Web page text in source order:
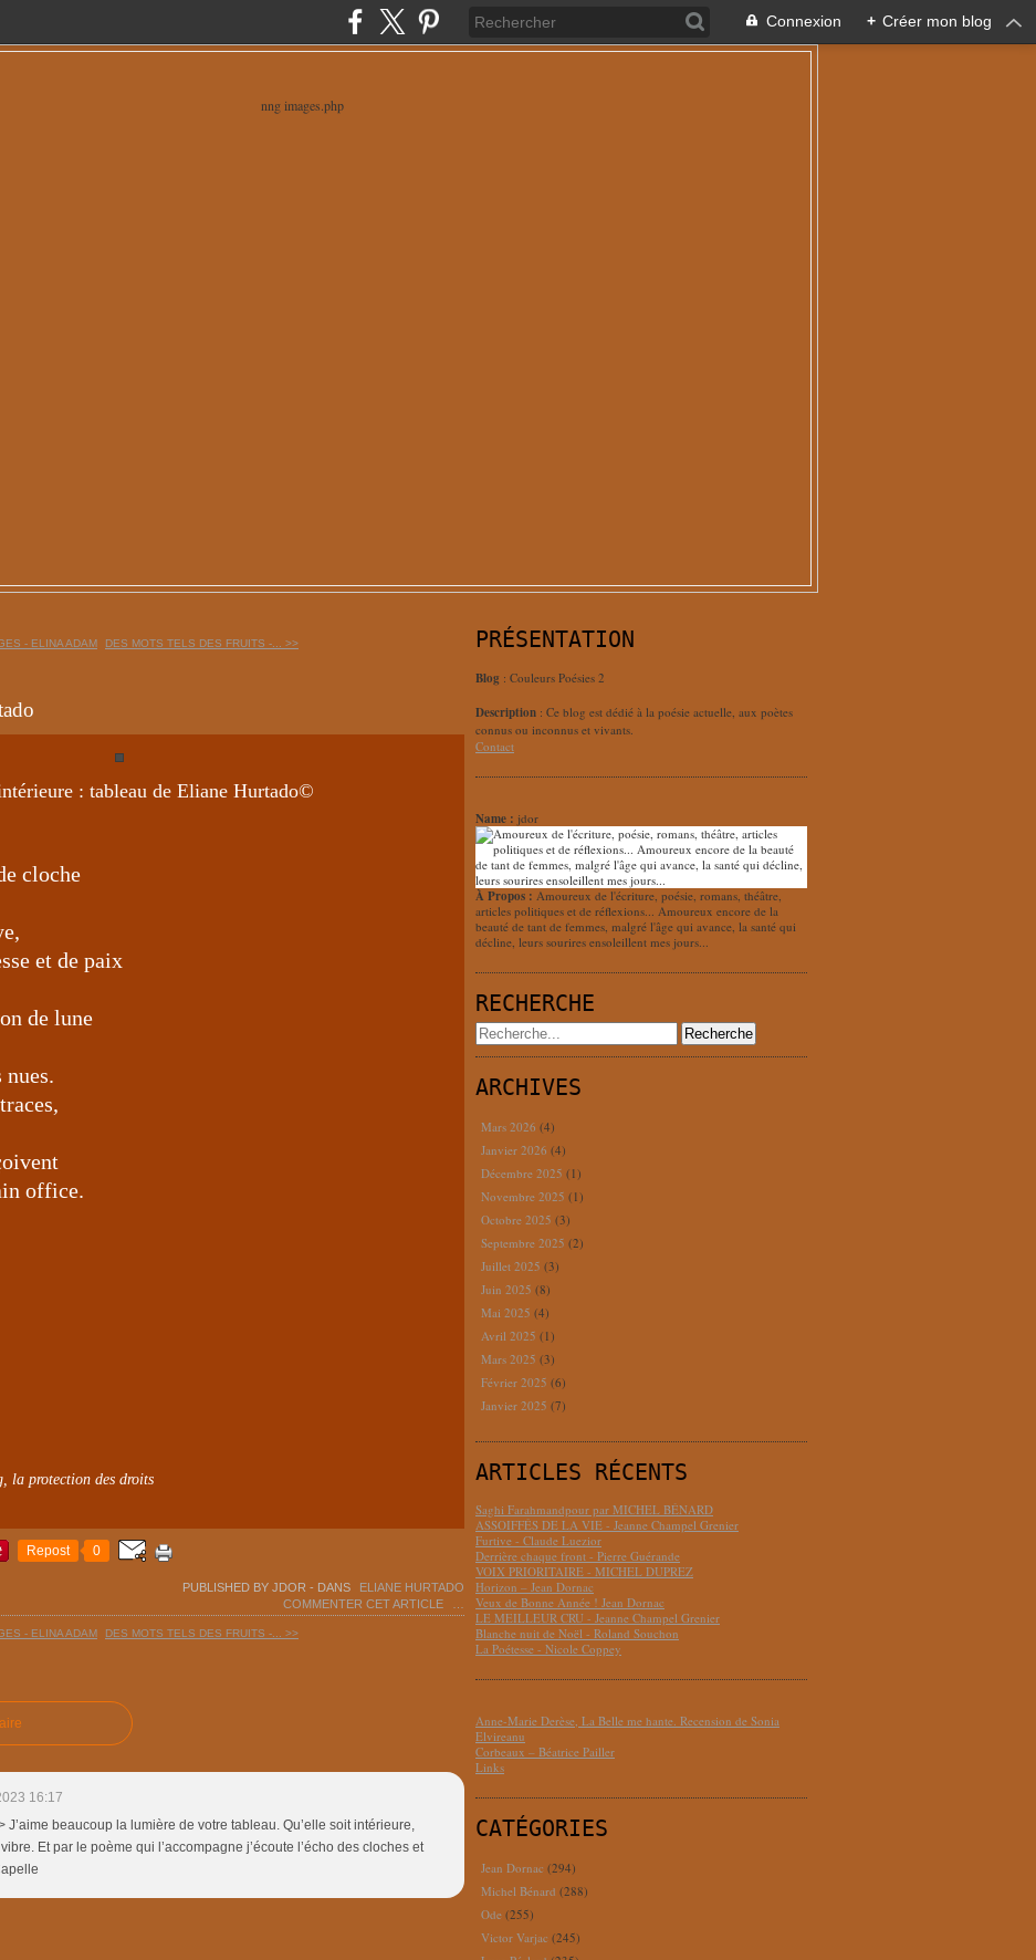
Connexion + Créer mon blog
- ELINA ADAM DES MOTS TELS DES FRUITS -... >>
: tableau de Eliane Hurtado©
cloche
et de paix
de lune
office.
la protection des droits
Repost 0
PUBLISHED BY JDOR - DANS
ELIANE HURTADO
COMMENTER CET ARTICLE
- ELINA ADAM DES MOTS TELS DES FRUITS -... >>
16:17
J’aime beaucoup la lumière de votre tableau. Qu’elle soit intérieure,
Et par le poème qui l’accompagne j’écoute l’écho des cloches et
PRÉSENTATION
Blog : Couleurs Poésies 2
Description : Ce blog est dédié à la poésie actuelle, aux poètes
connus ou inconnus et vivants.
Contact
Name : jdor
À Propos : Amoureux de l'écriture, poésie, romans, théâtre,
articles politiques et de réflexions... Amoureux encore de la
beauté de tant de femmes, malgré l'âge qui avance, la santé qui
décline, leurs sourires ensoleillent mes jours...
RECHERCHE
ARCHIVES
Mars 2026 (4)
Janvier 2026 (4)
Décembre 2025 (1)
Novembre 2025 (1)
Octobre 2025 (3)
Septembre 2025 (2)
Juillet 2025 (3)
Juin 2025 (8)
Mai 2025 (4)
Avril 2025 (1)
Mars 2025 (3)
Février 2025 (6)
Janvier 2025 (7)
ARTICLES RÉCENTS
Saghi Farahmandpour par MICHEL BÉNARD
ASSOIFFÉS DE LA VIE - Jeanne Champel Grenier
Furtive - Claude Luezior
Derrière chaque front - Pierre Guérande
VOIX PRIORITAIRE - MICHEL DUPREZ
Horizon – Jean Dornac
Veux de Bonne Année ! Jean Dornac
LE MEILLEUR CRU - Jeanne Champel Grenier
Blanche nuit de Noël - Roland Souchon
La Poétesse - Nicole Coppey
Anne-Marie Derèse, La Belle me hante. Recension de Sonia
Elvireanu
Corbeaux – Béatrice Pailler
Links
CATÉGORIES
Jean Dornac (294)
Michel Bénard (288)
Ode (255)
Victor Varjac (245)